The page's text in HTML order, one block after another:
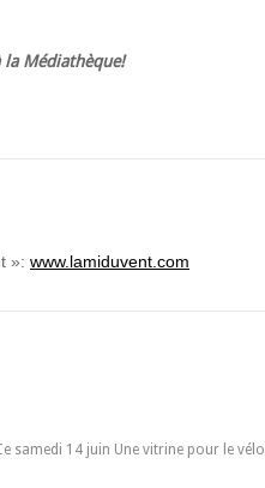
la Médiathèque!
»: www.lamiduvent.com
samedi 14 juin Une vitrine pour le vélo